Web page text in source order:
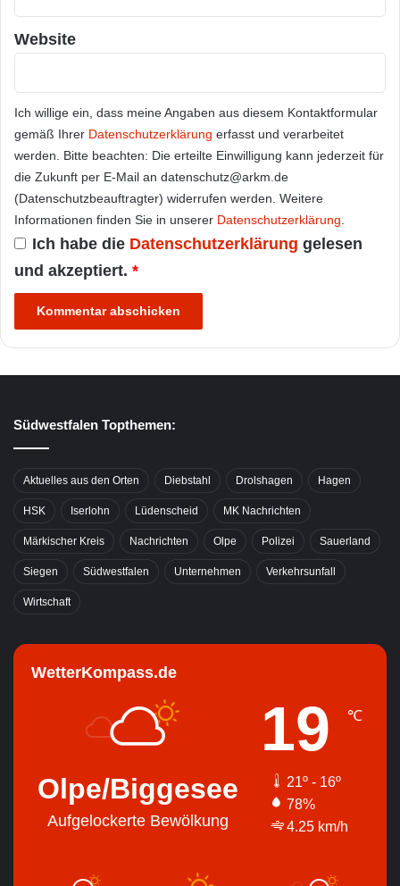
Website
Ich willige ein, dass meine Angaben aus diesem Kontaktformular
gemäß Ihrer Datenschutzerklärung erfasst und verarbeitet
werden. Bitte beachten: Die erteilte Einwilligung kann jederzeit für
die Zukunft per E-Mail an datenschutz@arkm.de
(Datenschutzbeauftragter) widerrufen werden. Weitere
Informationen finden Sie in unserer Datenschutzerklärung
Ich habe die Datenschutzerklärung gelesen
und akzeptiert. *
Südwestfalen Topthemen:
Aktuelles aus den Orten Diebstahl Drolshagen Hagen
HSK Iserlohn Lüdenscheid MK Nachrichten
Märkischer Kreis Nachrichten Olpe Polizei Sauerland
Siegen Südwestfalen Unternehmen Verkehrsunfall
Wirtschaft
WetterKompass.de
Olpe/Biggesee
Aufgelockerte Bewölkung
19 ℃
21º - 16º
78%
4.25 km/h